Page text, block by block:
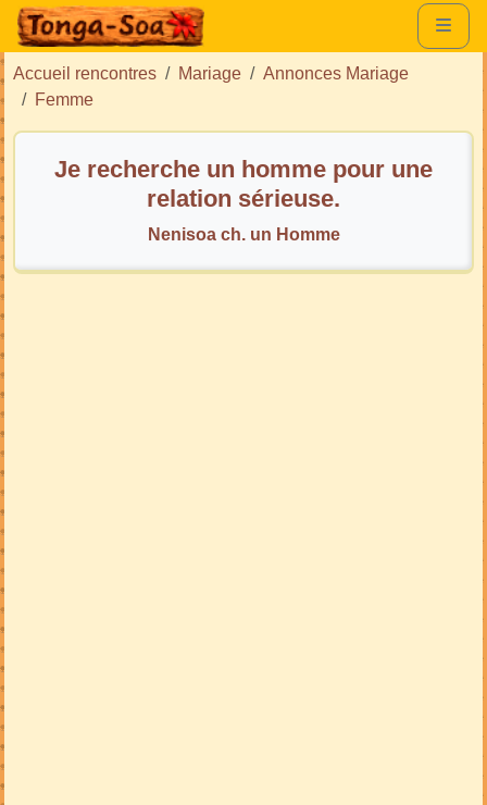
Accueil rencontres Mariage
Annonces Mariage
Femme
Je recherche un homme pour une
relation sérieuse.
Nenisoa ch. un Homme